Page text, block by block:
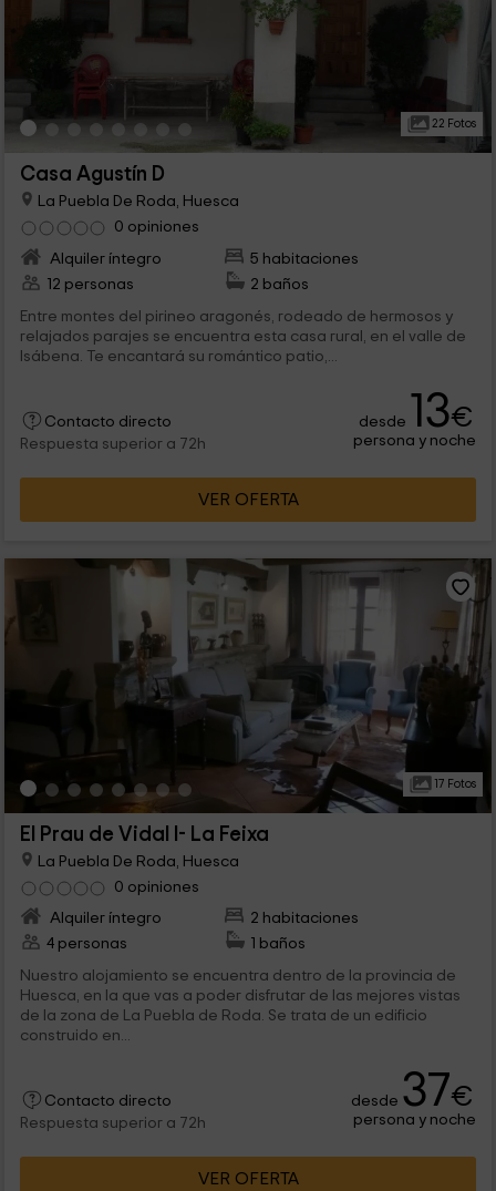
22 Fotos
Casa Agustín D
La Puebla De Roda, Huesca
0 opiniones
Alquiler íntegro
5 habitaciones
12 personas
2 baños
Entre montes del pirineo aragonés, rodeado de hermosos y
relajados parajes se encuentra esta casa rural, en el valle de
Isábena. Te encantará su romántico patio,...
Contacto directo
Respuesta superior a 72h
desde 13€
persona y noche
VER OFERTA
17 Fotos
El Prau de Vidal I- La Feixa
La Puebla De Roda, Huesca
0 opiniones
Alquiler íntegro
2 habitaciones
4 personas
1 baños
Nuestro alojamiento se encuentra dentro de la provincia de
Huesca, en la que vas a poder disfrutar de las mejores vistas
de la zona de La Puebla de Roda. Se trata de un edificio
construido en...
Contacto directo
Respuesta superior a 72h
desde 37€
persona y noche
VER OFERTA